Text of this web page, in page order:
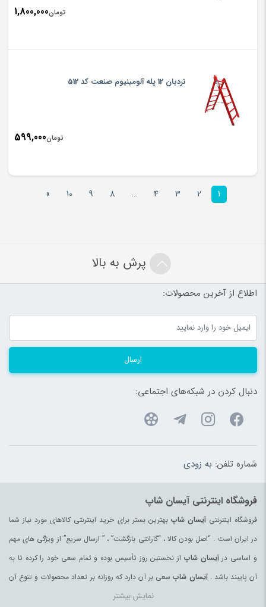
تومان1,800,000
نردبان 12 پله آلومینیوم صنعت کد 512
تومان599,000
1
2
3
4
…
8
9
10
»
پرش به بالا
اطلاع از آخرین محصولات:
ارسال
دنبال کردن در شبکه‌های اجتماعی:
شماره تلفن: به زودی
فروشگاه اینترنتی آیسان شاپ
فروشگاه اینترنتیآیسان شاپبهترین بستر برای خرید اینترنتی کالاهای مورد نیاز شما
در ایران است . “اصل بودن کالا ، “گارانتی بازگشت” ، ” ارسال سریع” از ویژگی های مهم
و اساسی درآیسان شاپ از نخستین روز تأسیس بوده و تمام سعی خود را کرده تا به
آن پایبند باشد .آیسان شاپ سعی بر آن دارد که روزانه بر تعداد محصولات و تنوع آن
بیفزاید تا بتواند نیاز همه ی افراد با هر نوع سلیقه را در خرید محصولات اینترنتی مرتفع
نمایش بیشتر